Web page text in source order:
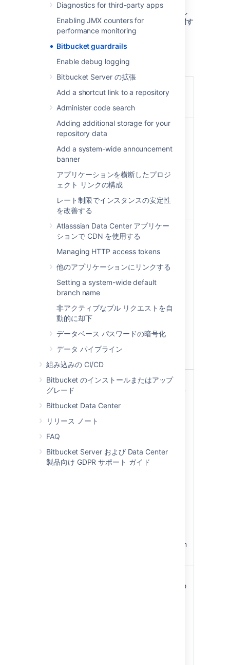
Diagnostics for third-party apps
Enabling JMX counters for
performance monitoring
Bitbucket guardrails
Enable debug logging
Bitbucket Server の拡張
Add a shortcut link to a repository
Administer code search
Adding additional storage for your
repository data
Add a system-wide announcement
banner
アプリケーションを横断したプロジ
ェクト リンクの構成
レート制限でインスタンスの安定性
を改善する
Atlasssian Data Center アプリケー
ションで CDN を使用する
Managing HTTP access tokens
他のアプリケーションにリンクする
Setting a system-wide default
branch name
非アクティブなプル リクエストを自
動的に却下
データベース パスワードの暗号化
データ パイプライン
組み込みの CI/CD
Bitbucket のインストールまたはアップ
グレード
Bitbucket Data Center
リリース ノート
FAQ
Bitbucket Server および Data Center
製品向け GDPR サポート ガイド
次のガードレールは、スケール リスクを特定し
て軽減し、インスタンスのクリーンアップに関す
る意思決定を下すのに役立ちます。
LDAP ユーザー
synchronized between
LDAP and Bitbucket
ガードレール
Microsoft Active
合
別のコネクターをご利用
この数を調べる
How to get the number
of users, groups, and
nested groups in
and Server
If you’re not able to get
user directory, you
inHow do I find which
users count against my
リスク
このガードレールを超え
て運用した場合は、次の
す。
performance
degradation and
potential outages
can take longer than
Directory をご利用の